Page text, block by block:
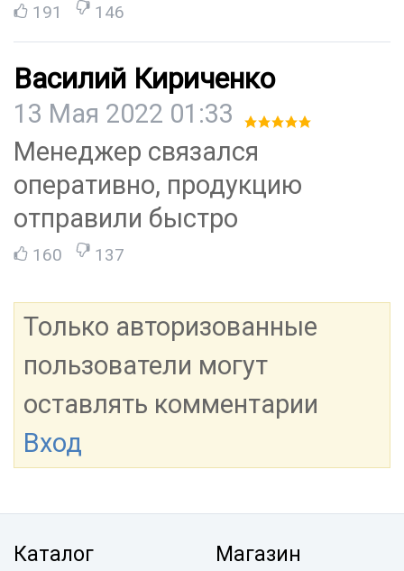
191 146
Василий Кириченко
13 Мая 2022 01:33
Менеджер связался
оперативно, продукцию
отправили быстро
160 137
Только авторизованные
пользователи могут
оставлять комментарии
Вход
Каталог Магазин